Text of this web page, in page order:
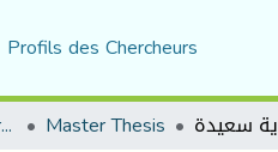
Profils des Chercheurs
Urban Management Department Master Thesis